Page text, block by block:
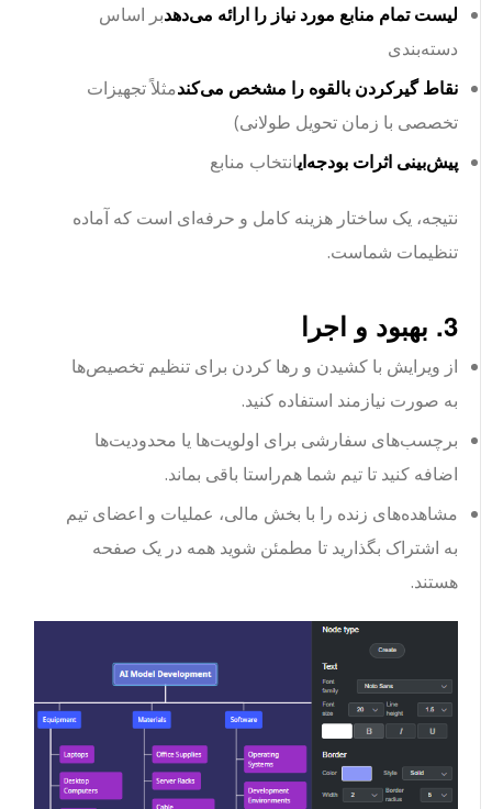
لیست تمام منابع مورد نیاز را ارائه می‌دهدبر اساس
دسته‌بندی
نقاط گیر‌کردن بالقوه را مشخص می‌کندمثلاً تجهیزات
تخصصی با زمان تحویل طولانی)
پیش‌بینی اثرات بودجه‌ایانتخاب منابع
نتیجه، یک ساختار هزینه کامل و حرفه‌ای است که آماده
تنظیمات شماست.
3. بهبود و اجرا
از ویرایش با کشیدن و رها کردن برای تنظیم تخصیص‌ها
به صورت نیازمند استفاده کنید.
برچسب‌های سفارشی برای اولویت‌ها یا محدودیت‌ها
اضافه کنید تا تیم شما هم‌راستا باقی بماند.
مشاهده‌های زنده را با بخش مالی، عملیات و اعضای تیم
به اشتراک بگذارید تا مطمئن شوید همه در یک صفحه
هستند.